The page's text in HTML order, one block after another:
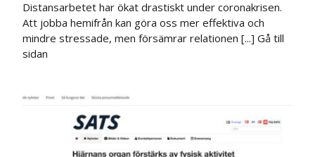
Distansarbetet har ökat drastiskt under coronakrisen.
Att jobba hemifrån kan göra oss mer effektiva och
mindre stressade, men försämrar relationen [...] Gå till
sidan